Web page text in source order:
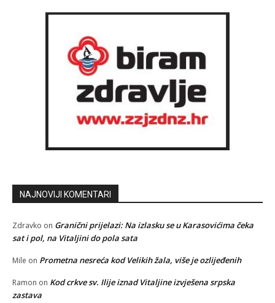
NAJNOVIJI KOMENTARI
Zdravko on Granični prijelazi: Na izlasku se u Karasovićima čeka
sat i pol, na Vitaljini do pola sata
Mile on Prometna nesreća kod Velikih žala, više je ozlijeđenih
Ramon on Kod crkve sv. Ilije iznad Vitaljine izvješena srpska
zastava